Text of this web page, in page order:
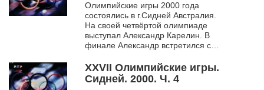
Олимпийские игры 2000 года
состоялись в г.Сидней Австралия.
На своей четвёртой олимпиаде
выступал Александр Карелин. В
финале Александр встретился с
результате у Алек...
XXVII Олимпийские игры.
Сидней. 2000. Ч. 4